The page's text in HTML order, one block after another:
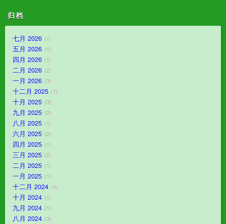
归档
七月 2026 1
五月 2026 1
四月 2026 1
二月 2026 2
一月 2026 3
十二月 2025 1
十月 2025 3
九月 2025 2
八月 2025 1
六月 2025 2
四月 2025 1
三月 2025 2
二月 2025 1
一月 2025 1
十二月 2024 4
十月 2024 1
九月 2024 1
八月 2024 3